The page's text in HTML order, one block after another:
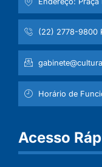
(22) 2778-9800
Horário de
Acesso